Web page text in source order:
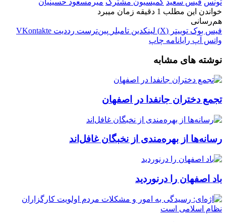
خواندن این مطلب 1 دقیقه زمان میبرد
هم‌رسانی
فیس بوک توییتر (X) لینکدین ‫تامبلر ‫پین‌ترست ‫رددیت ‫VKontakte
واتس آپ رایانامه چاپ
نوشته های مشابه
تجمع دختران جانفدا در اصفهان
رسانه‌ها از بهره‌مندی از نخبگان غافل‌اند
باد اصفهان را درنوردید